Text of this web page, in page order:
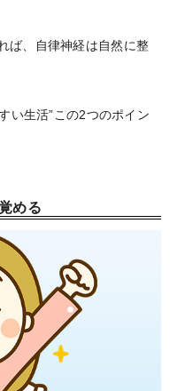
ば、自律神経は自然に整
い生活”この2つのポイン
める